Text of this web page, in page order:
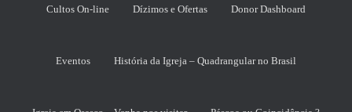
Cultos On-line Dízimos e Ofertas Donor Dashboard
Eventos História da Igreja – Quadrangular no Brasil